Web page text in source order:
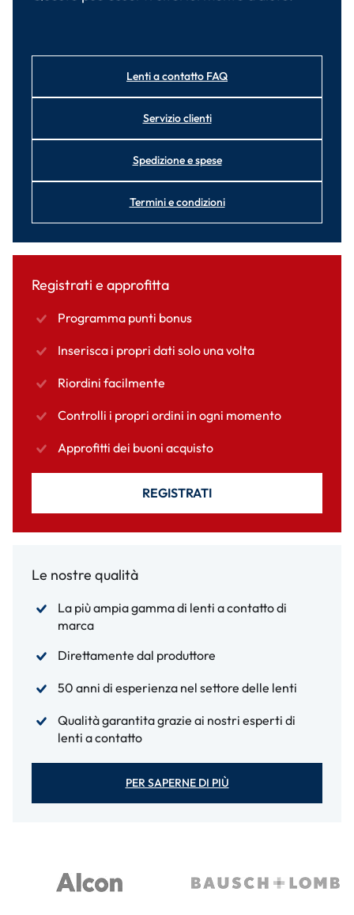
Lenti a contatto FAQ
Servizio clienti
Spedizione e spese
Termini e condizioni
Registrati e approfitta
Programma punti bonus
Inserisca i propri dati solo una volta
Riordini facilmente
Controlli i propri ordini in ogni momento
Approfitti dei buoni acquisto
REGISTRATI
Le nostre qualità
La più ampia gamma di lenti a contatto di
marca
Direttamente dal produttore
50 anni di esperienza nel settore delle lenti
Qualità garantita grazie ai nostri esperti di
lenti a contatto
PER SAPERNE DI PIÙ